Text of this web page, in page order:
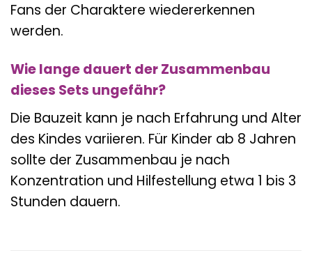
Fans der Charaktere wiedererkennen
werden.
Wie lange dauert der Zusammenbau
dieses Sets ungefähr?
Die Bauzeit kann je nach Erfahrung und Alter
des Kindes variieren. Für Kinder ab 8 Jahren
sollte der Zusammenbau je nach
Konzentration und Hilfestellung etwa 1 bis 3
Stunden dauern.